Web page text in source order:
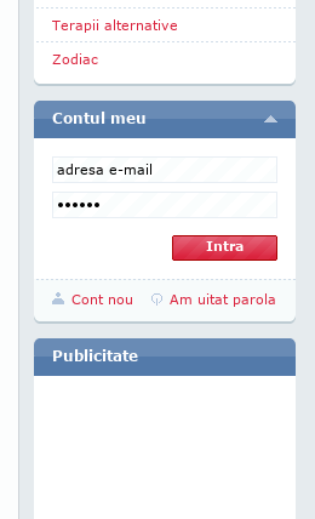
Terapii alternative
Zodiac
Contul meu
Cont nou Am uitat parola
Publicitate